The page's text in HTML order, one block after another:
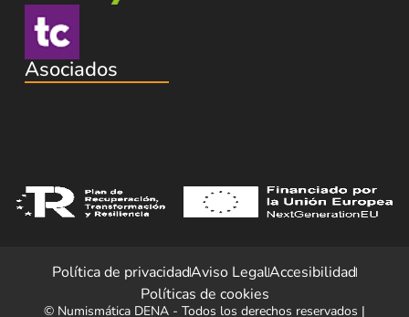
Asociados
Política de privacidadAviso LegalAccesibilidad
Políticas de cookies
© Numismática DENA - Todos los derechos reservados |